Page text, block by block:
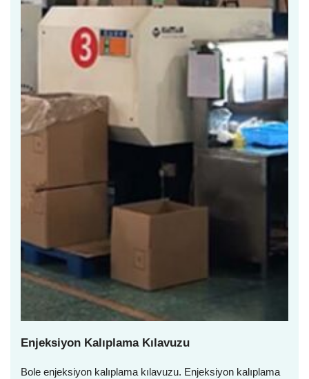
Enjeksiyon Kalıplama Kılavuzu
Bole enjeksiyon kalıplama kılavuzu. Enjeksiyon kalıplama